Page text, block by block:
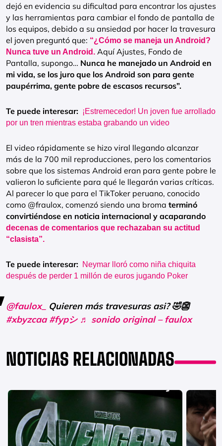
dejó en evidencia su dificultad para encontrar los ajustes
y las herramientas para cambiar el fondo de pantalla de
los equipos, debido a su ansiedad por hacer la travesura
el joven preguntó que: “¿Cómo se maneja un Android?
Nunca tuve un Android. Aquí Ajustes, Fondo de
Pantalla, supongo… Nunca he manejado un Android en
mi vida, se los juro que los Android son para gente
paupérrima, gente pobre de escasos recursos”.
Te puede interesar: ¡Estremecedor! Un joven fue arrollado
por un tren mientras estaba grabando un video
El video rápidamente se hizo viral llegando alcanzar
más de la 700 mil reproducciones, pero los comentarios
sobre que los sistemas Android eran para gente pobre le
valieron lo suficiente para qué le llegarán varias críticas.
Al parecer lo que para el TikToker peruano, conocido
como @fraulox, comenzó siendo una broma terminó
convirtiéndose en noticia internacional y acaparando
decenas de comentarios que rechazaban su actitud
“clasista”.
Te puede interesar: Neymar lloró como niña chiquita
después de perder 1 millón de euros jugando Poker
@faulox_
Quieren más travesuras asi? 🤣👺
#xbyzcaa #fypシ ♬ sonido original – faulox
NOTICIAS RELACIONADAS